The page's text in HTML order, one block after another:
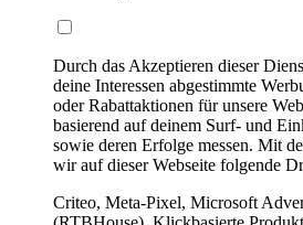
Durch das Akzeptieren dieser
deine Interessen abgestimmte
oder Rabattaktionen für unsere
basierend auf deinem Surf- und
sowie deren Erfolge messen. Mit
wir auf dieser Webseite folgende
Criteo, Meta-Pixel, Microsoft